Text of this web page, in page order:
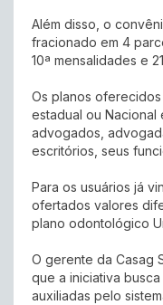
Além disso, o
fracionado em 4
10ª mensalidades e
Os planos oferecidos
estadual ou
advogados,
escritórios, seus
Para os usuários já
ofertados valores
plano odontológico
O gerente da Casag
que a iniciativa
auxiliadas pelo